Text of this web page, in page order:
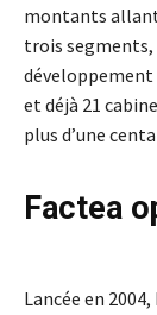
montants allant
trois segments,
développement
et déjà 21
plus d’une
Factea
Lancée en